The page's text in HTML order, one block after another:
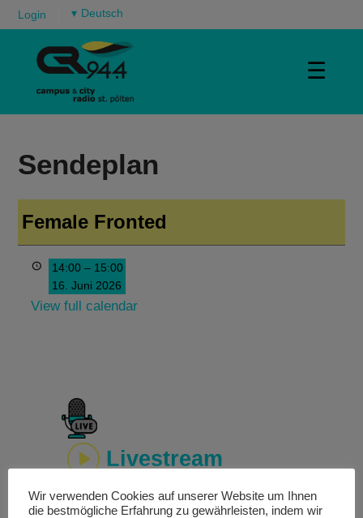
Login ▾
☰
Sendeplan
Female Fronted
14:00 – 15:00
16. Juni 2026
View full calendar
Livestream
Studiochat
Wir verwenden Cookies auf unserer Website um Ihnen
die bestmögliche Erfahrung zu gewährleisten, indem wir